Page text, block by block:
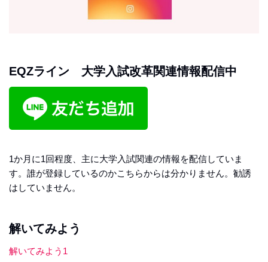
EQZライン 大学入試改革関連情報配信中
1か月に1回程度、主に大学入試関連の情報を配信していま
す。誰が登録しているのかこちらからは分かりません。勧誘
はしていません。
解いてみよう
解いてみよう1